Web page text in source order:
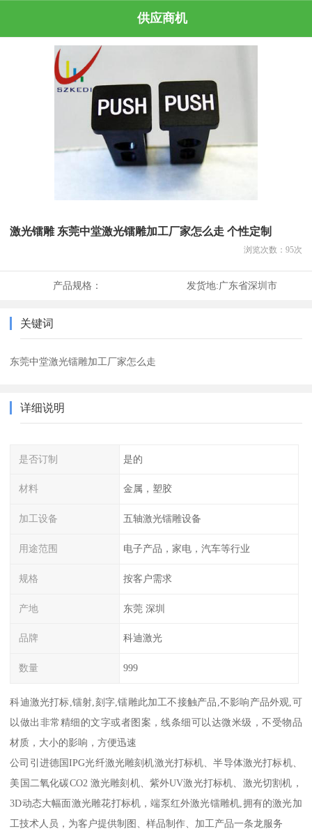
供应商机
激光镭雕 东莞中堂激光镭雕加工厂家怎么走 个性定制
浏览次数： 95次
产品规格： 发货地:广东省深圳市
关键词
东莞中堂激光镭雕加工厂家怎么走
详细说明
是否订制 是的
材料 金属，塑胶
加工设备 五轴激光镭雕设备
用途范围 电子产品，家电，汽车等行业
规格 按客户需求
产地 东莞 深圳
品牌 科迪激光
数量 999
科迪激光打标,镭射,刻字,镭雕此加工不接触产品,不影响产品外观,可
以做出非常精细的文字或者图案，线条细可以达微米级，不受物品
材质，大小的影响，方便迅速
公司引进德国IPG光纤激光雕刻机激光打标机、半导体激光打标机、
美国二氧化碳CO2 激光雕刻机、紫外UV激光打标机、激光切割机，
3D动态大幅面激光雕花打标机，端泵红外激光镭雕机,拥有的激光加
工技术人员，为客户提供制图、样品制作、加工产品一条龙服务